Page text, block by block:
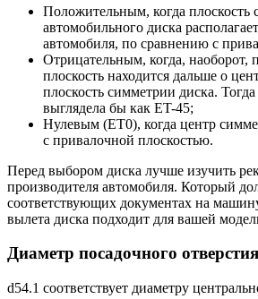
Положительным, когда плоскость
автомобильного диска
автомобиля, по сравнению с
Отрицательным, когда, наоборот,
плоскость находится дальше о
плоскость симметрии диска.
выглядела бы как ET-45;
Нулевым (ET0), когда центр
с привалочной плоскостью.
Перед выбором диска лучше изучить
производителя автомобиля. Который
соответствующих документах на
вылета диска подходит для вашей
Диаметр посадочного отверстия
d54.1 соответствует диаметру